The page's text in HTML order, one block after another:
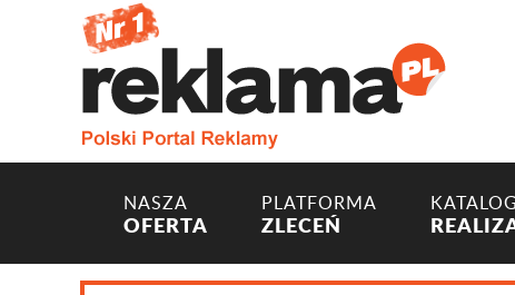
NASZA
OFERTA
PLATFORMA
ZLECEŃ
KATALOG